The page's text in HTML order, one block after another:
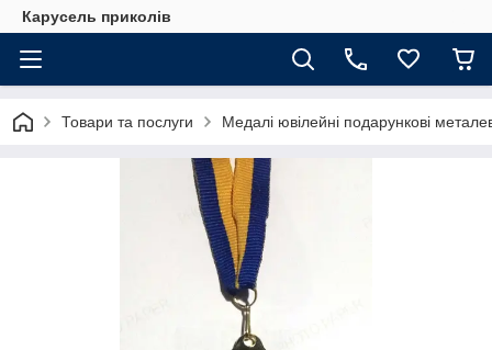
Карусель приколів
Товари та послуги Медалі ювілейні подарункові